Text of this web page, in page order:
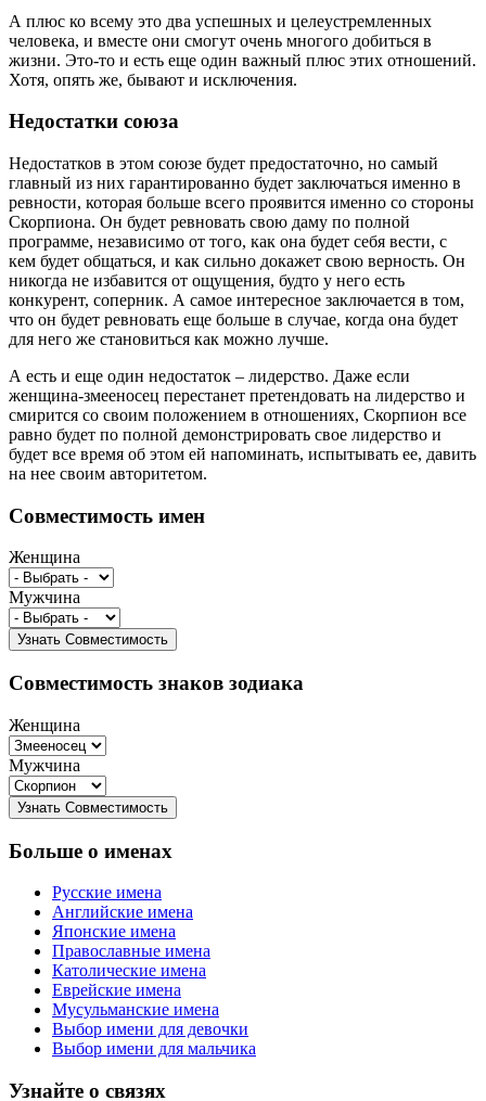
А плюс ко всему это два успешных и целеустремленных
человека, и вместе они смогут очень многого добиться в
жизни. Это-то и есть еще один важный плюс этих отношений.
Хотя, опять же, бывают и исключения.
Недостатки союза
Недостатков в этом союзе будет предостаточно, но самый
главный из них гарантированно будет заключаться именно в
ревности, которая больше всего проявится именно со стороны
Скорпиона. Он будет ревновать свою даму по полной
программе, независимо от того, как она будет себя вести, с
кем будет общаться, и как сильно докажет свою верность. Он
никогда не избавится от ощущения, будто у него есть
конкурент, соперник. А самое интересное заключается в том,
что он будет ревновать еще больше в случае, когда она будет
для него же становиться как можно лучше.
А есть и еще один недостаток – лидерство. Даже если
женщина-змееносец перестанет претендовать на лидерство и
смирится со своим положением в отношениях, Скорпион все
равно будет по полной демонстрировать свое лидерство и
будет все время об этом ей напоминать, испытывать ее, давить
на нее своим авторитетом.
Совместимость имен
Женщина
Мужчина
Совместимость знаков зодиака
Женщина
Мужчина
Больше о именах
Русские имена
Английские имена
Японские имена
Православные имена
Католические имена
Еврейские имена
Мусульманские имена
Выбор имени для девочки
Выбор имени для мальчика
Узнайте о связях